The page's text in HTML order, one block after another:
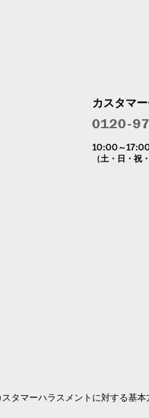
カスタマ
10:00～
（土・日・祝
スタマーハラスメントに対する基本